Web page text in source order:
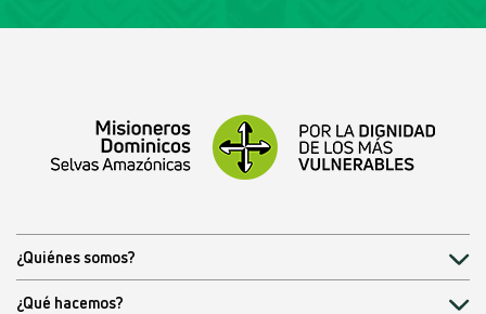
¿Quiénes somos?
¿Qué hacemos?